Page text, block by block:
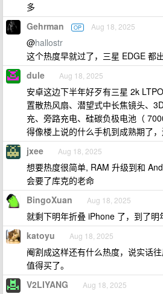
多
Gehrman OP Aug 18, 2025
@hallostr
这个热度早就过了，三星 EDGE 都
dule Aug 18, 2025
安卓这边下半年好歹有三星 2k
置散热风扇、潜望式中长焦镜头、
充、旁路充电、硅碳负极电池（
得像楼上说的什么手机到成熟期了
jxee Aug 18, 2025
想要热度很简单, RAM 升级到和
会要了库克的老命
BingoXuan Aug 18, 2025
就剩下明年折叠 iPhone 了，到了明
katoyu Aug 18, 2025
阉割成这样还有什么热度，说实话
值得买了。
V2LIYANG Aug 18, 2025